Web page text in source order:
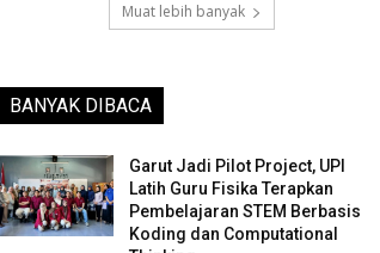
Muat lebih banyak
BANYAK DIBACA
Garut Jadi Pilot Project, UPI
Latih Guru Fisika Terapkan
Pembelajaran STEM Berbasis
Koding dan Computational